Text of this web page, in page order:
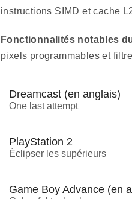
instructions SIMD et cache
Fonctionnalités notables
pixels programmables et
Dreamcast (en anglais)
One last attempt
PlayStation 2
Éclipser les supérieurs
Game Boy Advance (en